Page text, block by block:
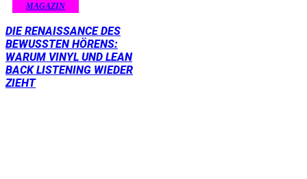
MAGAZIN
DIE RENAISSANCE DES
BEWUSSTEN HÖRENS:
WARUM VINYL UND LEAN
BACK LISTENING WIEDER
ZIEHT